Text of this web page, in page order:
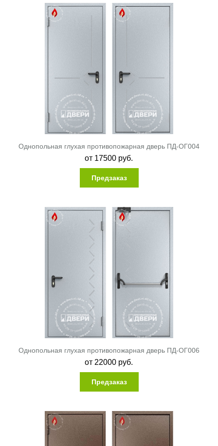
Однопольная глухая противопожарная дверь ПД-ОГ004
от 17500 руб.
Предзаказ
Однопольная глухая противопожарная дверь ПД-ОГ006
от 22000 руб.
Предзаказ